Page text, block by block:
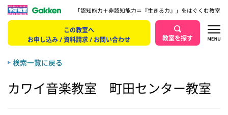
「認知能力＋非認知能力＝『生きる力』」をはぐくむ教室
この教室へ
お申し込み / 資料請求 / お問い合わせ
教室を探す
検索一覧に戻る
カワイ音楽教室 町田センター教室